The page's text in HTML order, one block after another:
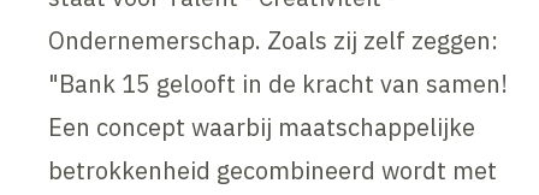
Ondernemerschap. Zoals zij zelf zeggen:
"Bank 15 gelooft in de kracht van samen!
Een concept waarbij maatschappelijke
betrokkenheid gecombineerd wordt met